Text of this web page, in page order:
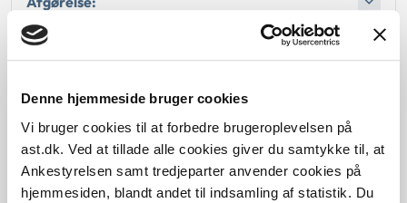
Denne hjemmeside bruger cookies
Vi bruger cookies til at forbedre brugeroplevelsen på
ast.dk. Ved at tillade alle cookies giver du samtykke til, at
Ankestyrelsen samt tredjeparter anvender cookies på
hjemmesiden, blandt andet til indsamling af statistik. Du
Dato for underskrift
15.08.1996